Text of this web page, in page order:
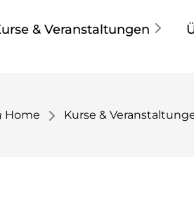
& Veranstaltungen
Home Kurse &